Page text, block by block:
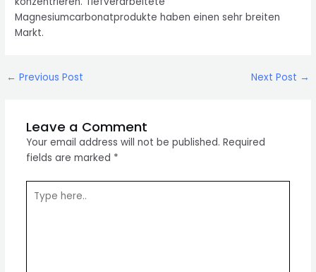
Magnesiumcarbonatprodukte haben einen sehr breiten
Markt.
Post
← Previous Post Next Post →
Leave a Comment
Your email address will not be published. Required
fields are marked *
here..